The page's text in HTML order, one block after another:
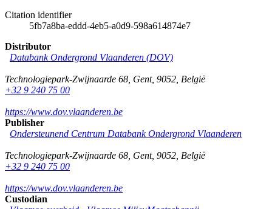
Citation identifier
5fb7a8ba-eddd-4eb5-a0d9-598a614874e7
Distributor
Databank Ondergrond Vlaanderen (DOV)
Technologiepark-Zwijnaarde 68 Gent, 9052 België
+32 9 240 75 00
https://www.dov.vlaanderen.be
Publisher
Ondersteunend Centrum Databank Ondergrond Vlaanderen
Technologiepark-Zwijnaarde 68 Gent, 9052 België
+32 9 240 75 00
https://www.dov.vlaanderen.be
Custodian